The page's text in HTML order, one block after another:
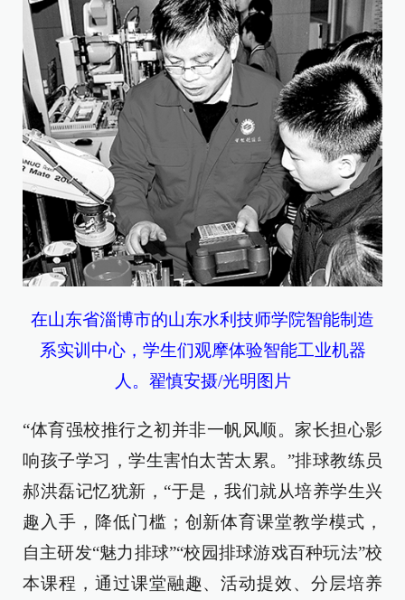
在山东省淄博市的山东水利技师学院智能制造
系实训中心，学生们观摩体验智能工业机器
人。翟慎安摄/光明图片
“体育强校推行之初并非一帆风顺。家长担心影
响孩子学习，学生害怕太苦太累。”排球教练员
郝洪磊记忆犹新，“于是，我们就从培养学生兴
趣入手，降低门槛；创新体育课堂教学模式，
自主研发“魅力排球”“校园排球游戏百种玩法”校
本课程，通过课堂融趣、活动提效、分层培养